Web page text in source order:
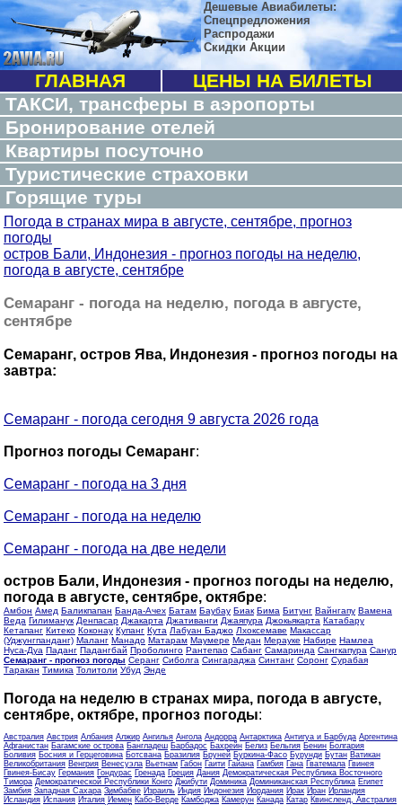
Дешевые Авиабилеты:
Спецпредложения
Распродажи
Скидки Акции
ГЛАВНАЯ
ЦЕНЫ НА БИЛЕТЫ
ТАКСИ, трансферы в аэропорты
Бронирование отелей
Квартиры посуточно
Туристические страховки
Горящие туры
Погода в странах мира в августе, сентябре, прогноз
погоды
остров Бали, Индонезия - прогноз погоды на неделю,
погода в августе, сентябре
Семаранг - погода на неделю, погода в августе,
сентябре
Семаранг, остров Ява, Индонезия - прогноз погоды на
завтра:
Семаранг - погода сегодня 9 августа 2026 года
Прогноз погоды Семаранг:
Семаранг - погода на 3 дня
Семаранг - погода на неделю
Семаранг - погода на две недели
остров Бали, Индонезия - прогноз погоды на неделю,
погода в августе, сентябре, октябре:
Амбон Амед Баликпапан Банда-Ачех Батам Баубау Биак Бима Битунг Вайнгапу Вамена
Веда Гилиманук Денпасар Джакарта Джативанги Джаяпура Джокьякарта Катабару
Кетапанг Китеко Коконау Купанг Кута Лабуан Баджо Лхоксемаве Макассар
(Уджунгпанданг) Маланг Манадо Матарам Маумере Медан Мерауке Набире Намлеа
Нуса-Дуа Паданг Падангбай Проболинго Рантепао Сабанг Самаринда Сангкапура Санур
Семаранг - прогноз погоды Серанг Сиболга Сингараджа Синтанг Соронг Сурабая
Таракан Тимика Толитоли Убуд Энде
Погода на неделю в странах мира, погода в августе,
сентябре, октябре, прогноз погоды:
Австралия Австрия Албания Алжир Ангилья Ангола Андорра Антарктика Антигуа и Барбуда Аргентина
Афганистан Багамские острова Бангладеш Барбадос Бахрейн Белиз Бельгия Бенин Болгария
Боливия Босния и Герцеговина Ботсвана Бразилия Бруней Буркина-Фасо Бурунди Бутан Ватикан
Великобритания Венгрия Венесуэла Вьетнам Габон Гаити Гайана Гамбия Гана Гватемала Гвинея
Гвинея-Бисау Германия Гондурас Гренада Греция Дания Демократическая Республика Восточного
Тимора Демократической Республики Конго Джибути Доминика Доминиканская Республика Египет
Замбия Западная Сахара Зимбабве Израиль Индия Индонезия Иордания Ирак Иран Ирландия
Исландия Испания Италия Йемен Кабо-Верде Камбоджа Камерун Канада Катар Квинсленд, Австралия